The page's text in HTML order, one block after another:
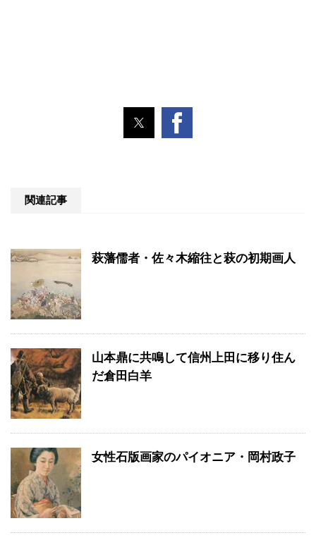
関連記事
萩藩儒者・佐々木縮往と萩の初期画人
山本鼎に共鳴して信州上田に移り住ん
だ倉田白羊
女性石版画家のパイオニア・岡村政子